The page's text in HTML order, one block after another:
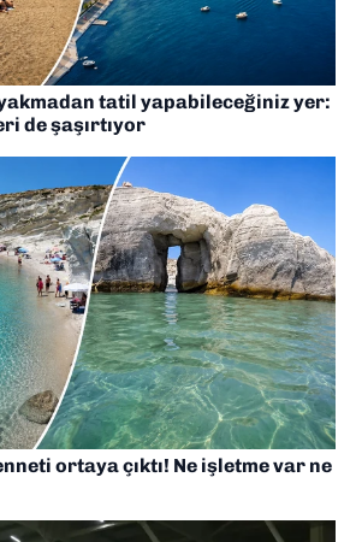
tatil yapabileceğiniz yer:
de şaşırtıyor
ortaya çıktı! Ne işletme var ne